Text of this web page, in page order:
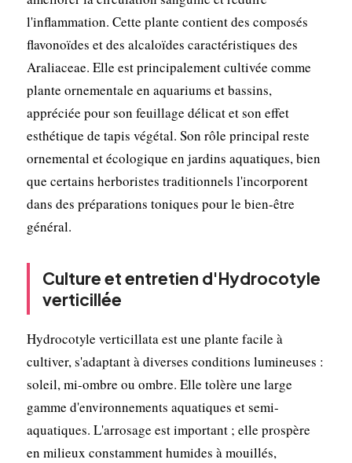
l'inflammation. Cette plante contient des composés
flavonoïdes et des alcaloïdes caractéristiques des
Araliaceae. Elle est principalement cultivée comme
plante ornementale en aquariums et bassins,
appréciée pour son feuillage délicat et son effet
esthétique de tapis végétal. Son rôle principal reste
ornemental et écologique en jardins aquatiques, bien
que certains herboristes traditionnels l'incorporent
dans des préparations toniques pour le bien-être
général.
Culture et entretien d'Hydrocotyle
verticillée
Hydrocotyle verticillata est une plante facile à
cultiver, s'adaptant à diverses conditions lumineuses :
soleil, mi-ombre ou ombre. Elle tolère une large
gamme d'environnements aquatiques et semi-
aquatiques. L'arrosage est important ; elle prospère
en milieux constamment humides à mouillés,